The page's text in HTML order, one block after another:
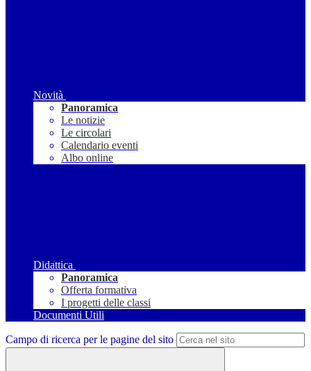
Novità
Panoramica
Le notizie
Le circolari
Calendario eventi
Albo online
Didattica
Panoramica
Offerta formativa
I progetti delle classi
Documenti Utili
Campo di ricerca per le pagine del sito